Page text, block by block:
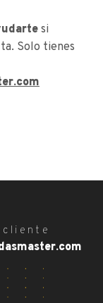
si
Solo tienes